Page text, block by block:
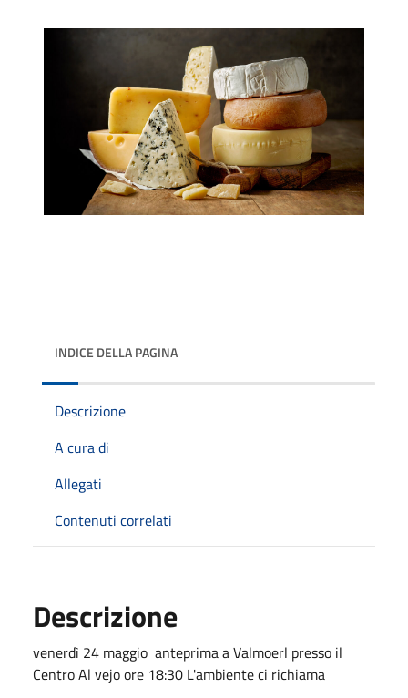
INDICE DELLA PAGINA
Descrizione
A cura di
Allegati
Contenuti correlati
Descrizione
venerdì 24 maggio anteprima a Valmoerl presso il
Centro Al vejo ore 18:30 L'ambiente ci richiama